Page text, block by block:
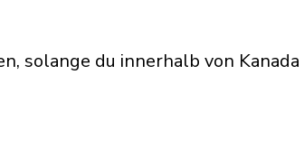
solange du innerhalb von Kanada